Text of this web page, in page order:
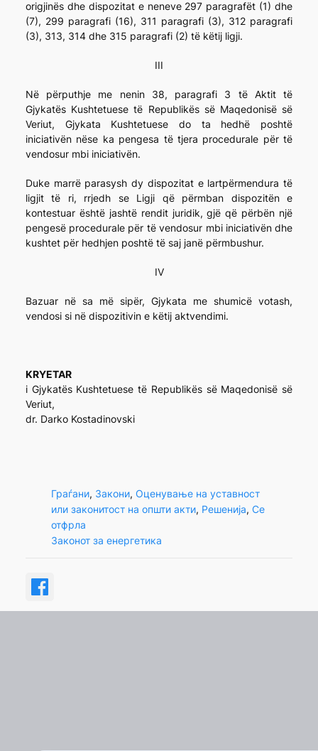
origjinës dhe dispozitat e neneve 297 paragrafët (1) dhe
(7), 299 paragrafi (16), 311 paragrafi (3), 312 paragrafi
(3), 313, 314 dhe 315 paragrafi (2) të këtij ligji.
III
Në përputhje me nenin 38, paragrafi 3 të Aktit të
Gjykatës Kushtetuese të Republikës së Maqedonisë së
Veriut, Gjykata Kushtetuese do ta hedhë poshtë
iniciativën nëse ka pengesa të tjera procedurale për të
vendosur mbi iniciativën.
Duke marrë parasysh dy dispozitat e lartpërmendura të
ligjit të ri, rrjedh se Ligji që përmban dispozitën e
kontestuar është jashtë rendit juridik, gjë që përbën një
pengesë procedurale për të vendosur mbi iniciativën dhe
kushtet për hedhjen poshtë të saj janë përmbushur.
IV
Bazuar në sa më sipër, Gjykata me shumicë votash,
vendosi si në dispozitivin e këtij aktvendimi.
KRYETAR
i Gjykatës Kushtetuese të Republikës së Maqedonisë së
Veriut,
dr. Darko Kostadinovski
Граѓани, Закони, Оценување на уставност
или законитост на општи акти, Решенија, Се
отфрла
Законот за енергетика